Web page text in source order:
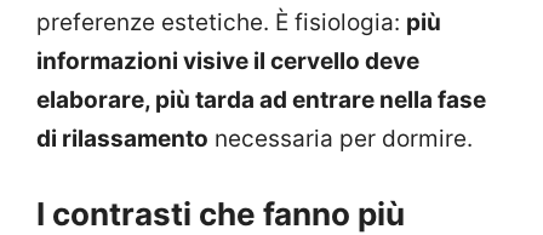
preferenze estetiche. È fisiologia: più
informazioni visive il cervello deve
elaborare, più tarda ad entrare nella fase
di rilassamento necessaria per dormire.
I contrasti che fanno più